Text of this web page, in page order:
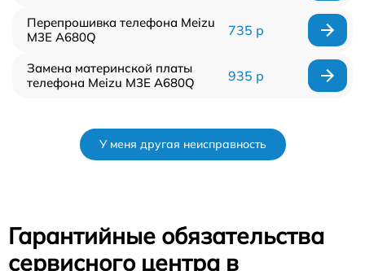
Перепрошивка телефона Meizu
M3E A680Q
735 р
Замена материнской платы
телефона Meizu M3E A680Q
935 р
У меня другая неисправность
Гарантийные обязательства
сервисного центра в